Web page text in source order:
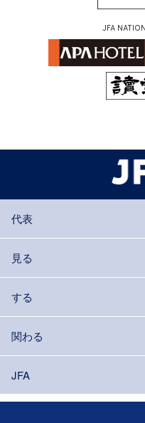
JFA
代表
見る
する
関わる
JFA